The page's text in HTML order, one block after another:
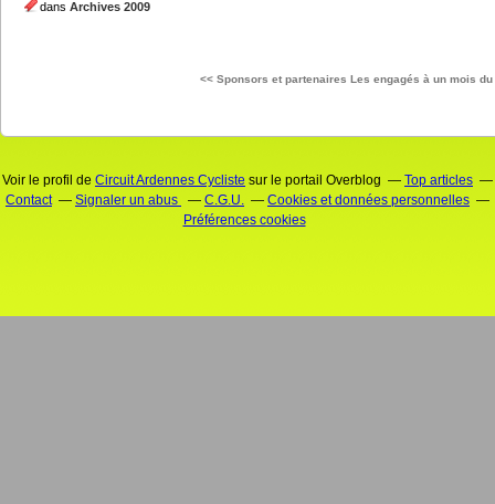
dans Archives 2009
<< Sponsors et partenaires Les engagés à un mois du
Voir le profil de Circuit Ardennes Cycliste sur le portail Overblog
Top articles
Contact
Signaler un abus C.G.U.
Cookies et données personnelles
Préférences cookies